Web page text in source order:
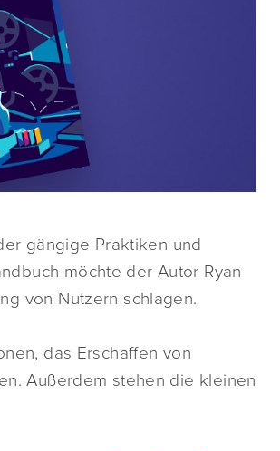
gängige Praktiken und
möchte der Autor Ryan
von Nutzern schlagen.
das Erschaffen von
Außerdem stehen die kleinen